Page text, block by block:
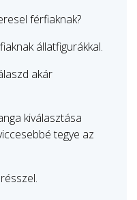
férfiaknak?
állatfigurákkal.
akár
kiválasztása
tegye az